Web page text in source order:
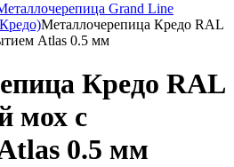
Grand Line
Металлочерепица Кредо RAL
Atlas 0.5 мм
Кредо RAL
мох с
0.5 мм